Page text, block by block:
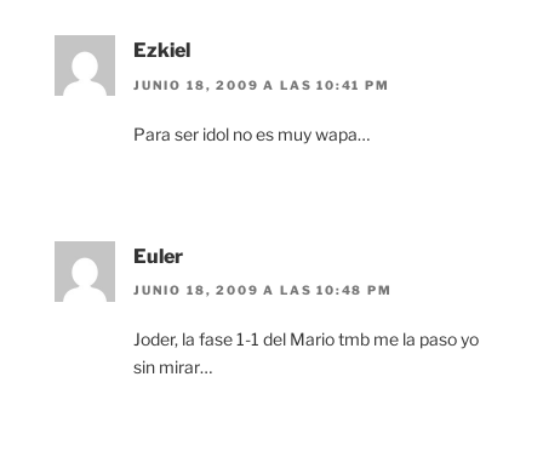
Ezkiel
JUNIO 18, 2009 A LAS 10:41 PM
Para ser idol no es muy wapa…
Euler
JUNIO 18, 2009 A LAS 10:48 PM
Joder, la fase 1-1 del Mario tmb me la paso yo
sin mirar…